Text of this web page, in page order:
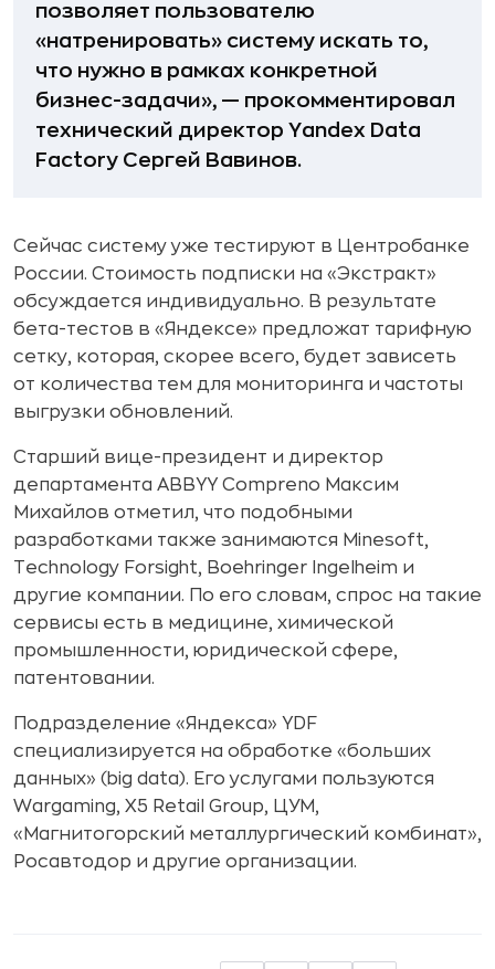
позволяет пользователю
«натренировать» систему искать то,
что нужно в рамках конкретной
бизнес-задачи», — прокомментировал
технический директор Yandex Data
Factory Сергей Вавинов.
Сейчас систему уже тестируют в Центробанке
России. Стоимость подписки на «Экстракт»
обсуждается индивидуально. В результате
бета-тестов в «Яндексе» предложат тарифную
сетку, которая, скорее всего, будет зависеть
от количества тем для мониторинга и частоты
выгрузки обновлений.
Старший вице-президент и директор
департамента ABBYY Compreno Максим
Михайлов отметил, что подобными
разработками также занимаются Minesoft,
Technology Forsight, Boehringer Ingelheim и
другие компании. По его словам, спрос на такие
сервисы есть в медицине, химической
промышленности, юридической сфере,
патентовании.
Подразделение «Яндекса» YDF
специализируется на обработке «больших
данных» (big data). Его услугами пользуются
Wargaming, X5 Retail Group, ЦУМ,
«Магнитогорский металлургический комбинат»,
Росавтодор и другие организации.